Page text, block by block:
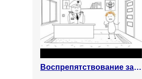
Воспрепятствование законной предпринимательской деятельности